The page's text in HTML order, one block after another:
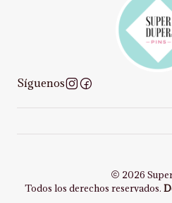
Síguenos
2026
Todos los derechos reservados.